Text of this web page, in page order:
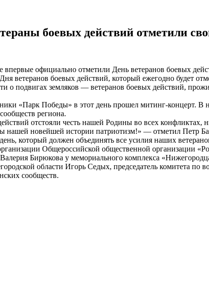
боевых действий отметили
официально отметили День ветеранов боевых
ветеранов боевых действий, который ежегодно будет
о подвигах земляков — ветеранов боевых действий,
«Парк Победы» в этот день прошел митинг-концерт. В
региона.
отстояли честь нашей Родины во всех
нашей новейшей истории патриотизм!» — отметил Петр
который должен объединять все усилия наших
Общероссийской общественной организации
Бирюкова у мемориального комплекса
области Игорь Седых, председатель комитета по
сообществ.